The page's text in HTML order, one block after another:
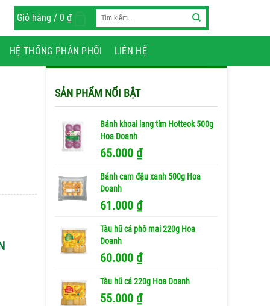
Giỏ hàng / 0 ₫
Tìm
HỆ THỐNG PHÂN PHỐI LIÊN HỆ
SẢN PHẨM NỔI BẬT
Bánh khoai lang tím Hotteok 500g
Hoa Doanh
65.000 ₫
Bánh cam đậu xanh 500g Hoa
Doanh
61.000 ₫
Tàu hũ cá phô mai 220g Hoa
Doanh
60.000 ₫
Tàu hũ cá 220g Hoa Doanh
55.000 ₫